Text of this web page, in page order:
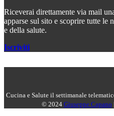
Riceverai direttamente via mail
apparse sul sito e scoprire tutte le
e della salute.
Iscriviti
Cucina e Salute il settimanale
© 2024 Giuseppe Capano